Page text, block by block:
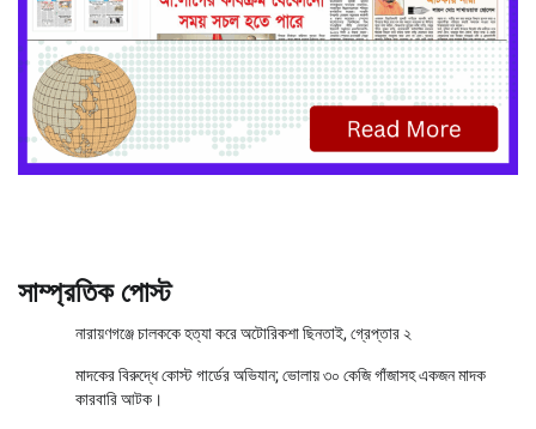
সাম্প্রতিক পোস্ট
নারায়ণগঞ্জে চালককে হত্যা করে অটোরিকশা ছিনতাই, গ্রেপ্তার ২
মাদকের বিরুদ্ধে কোস্ট গার্ডের অভিযান; ভোলায় ৩০ কেজি গাঁজাসহ একজন মাদক
কারবারি আটক।